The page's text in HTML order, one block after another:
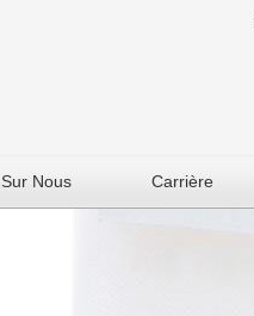
Sur Nous Carrière